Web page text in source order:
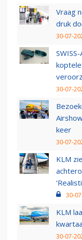
Vraag
druk
30-07-
30-07-
keer
30-07-
KLM
30-
KLM
30-07-